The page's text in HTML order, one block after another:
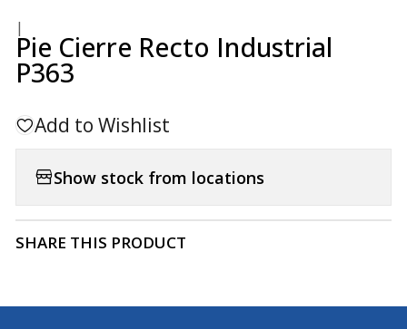
|
Pie Cierre Recto Industrial
P363
Add to Wishlist
Show stock from locations
SHARE THIS PRODUCT